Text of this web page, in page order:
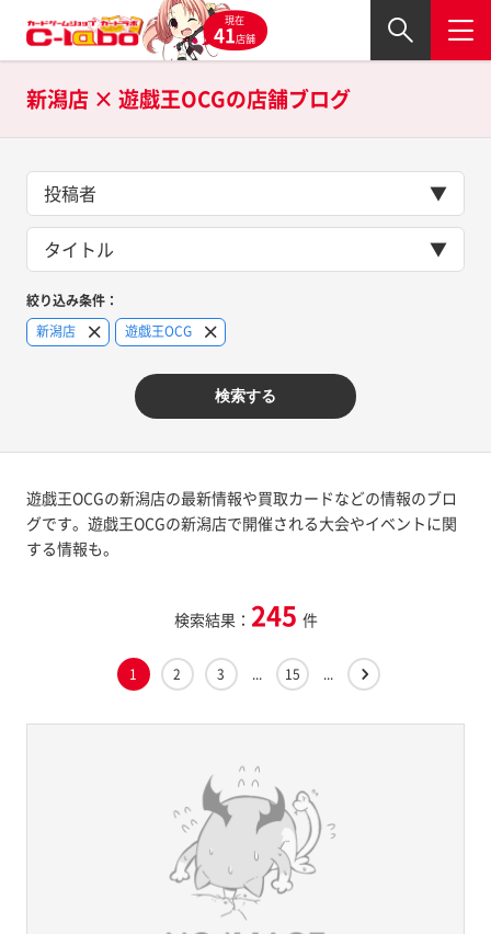
現在
41店舗
新潟店 × 遊戯王OCGの店舗ブログ
投稿者
タイトル
絞り込み条件：
新潟店
遊戯王OCG
検索する
遊戯王OCGの新潟店の最新情報や買取カードなどの情報のブロ
グです。遊戯王OCGの新潟店で開催される大会やイベントに関
する情報も。
検索結果： 245 件
1 2 3 ... 15 ...